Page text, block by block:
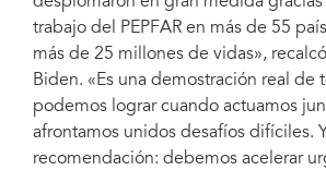
trabajo del PEPFAR en más de 55
más de 25 millones de vidas»,
Biden. «Es una demostración real de
podemos lograr cuando actuamos
afrontamos unidos desafíos difíciles.
recomendación: debemos acelerar